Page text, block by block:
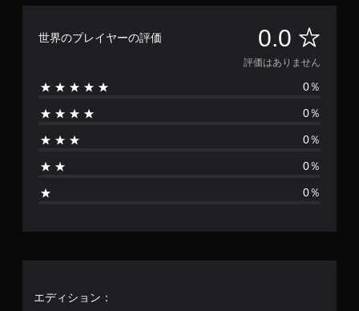
世界のプレイヤーの評価 0.0 評
価
は
あ
ま
評価はありません
0％
0％
0％
0％
0％
エディション：